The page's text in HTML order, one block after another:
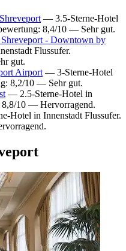
— 3.5-Sterne-Hotel
8,4/10 — Sehr gut.
- Downtown by
Flussufer.
gut.
Airport — 3-Sterne-Hotel
8,2/10 — Sehr gut.
— 2.5-Sterne-Hotel in
8,8/10 — Hervorragend.
Hotel in Innenstadt Flussufer.